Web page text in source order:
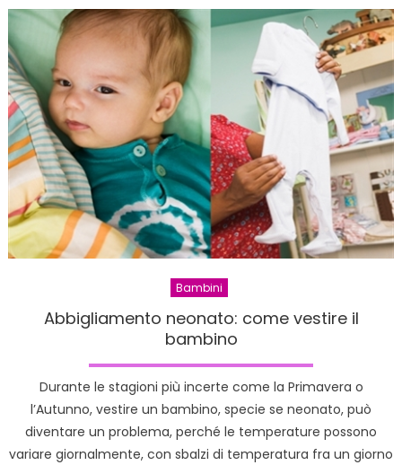
bambini
sono
lenti
nel
parlare
Bambini
Abbigliamento neonato: come vestire il
bambino
Durante le stagioni più incerte come la Primavera o
l’Autunno, vestire un bambino, specie se neonato, può
diventare un problema, perché le temperature possono
variare giornalmente, con sbalzi di temperatura fra un giorno